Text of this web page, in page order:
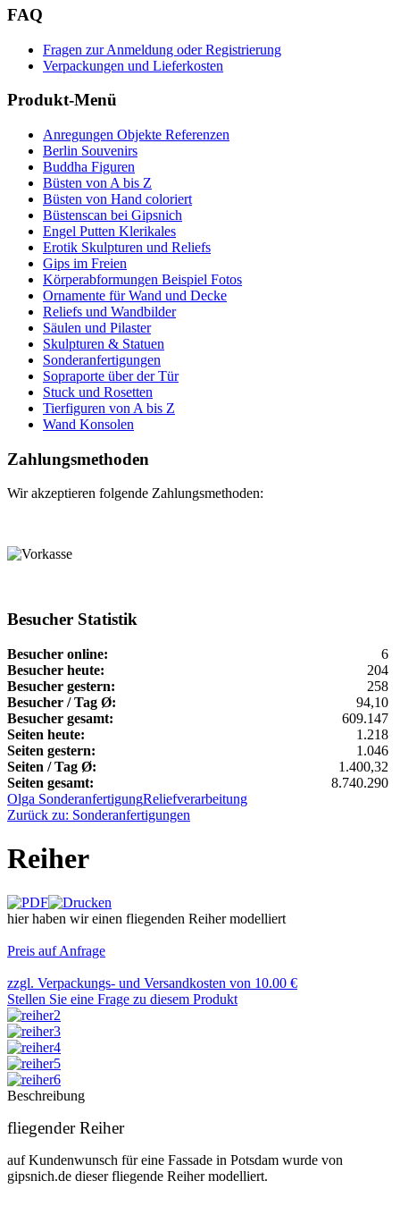
FAQ
Fragen zur Anmeldung oder Registrierung
Verpackungen und Lieferkosten
Produkt-Menü
Anregungen Objekte Referenzen
Berlin Souvenirs
Buddha Figuren
Büsten von A bis Z
Büsten von Hand coloriert
Büstenscan bei Gipsnich
Engel Putten Klerikales
Erotik Skulpturen und Reliefs
Gips im Freien
Körperabformungen Beispiel Fotos
Ornamente für Wand und Decke
Reliefs und Wandbilder
Säulen und Pilaster
Skulpturen & Statuen
Sonderanfertigungen
Sopraporte über der Tür
Stuck und Rosetten
Tierfiguren von A bis Z
Wand Konsolen
Zahlungsmethoden
Wir akzeptieren folgende Zahlungsmethoden:
Besucher Statistik
Besucher online:
6
Besucher heute:
204
Besucher gestern:
258
Besucher / Tag Ø:
94,10
Besucher gesamt:
609.147
Seiten heute:
1.218
Seiten gestern:
1.046
Seiten / Tag Ø:
1.400,32
Seiten gesamt:
8.740.290
Olga SonderanfertigungReliefverarbeitung
Zurück zu: Sonderanfertigungen
Reiher
hier haben wir einen fliegenden Reiher modelliert
Preis auf Anfrage
zzgl. Verpackungs- und Versandkosten von 10.00 €
Stellen Sie eine Frage zu diesem Produkt
Beschreibung
fliegender Reiher
auf Kundenwunsch für eine Fassade in Potsdam wurde von
gipsnich.de dieser fliegende Reiher modelliert.